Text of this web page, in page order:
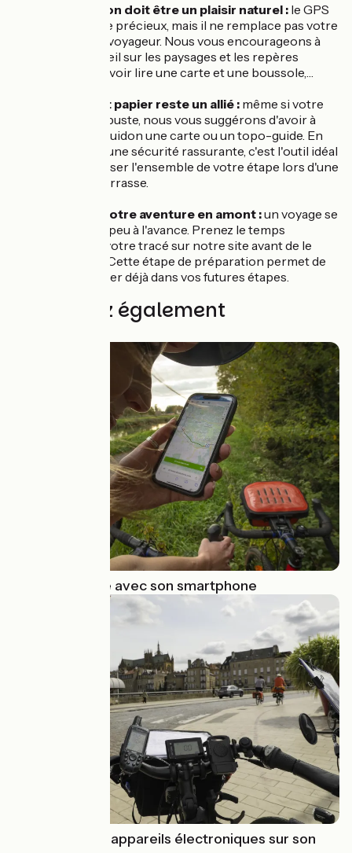
L’orientation doit être un plaisir naturel : le GPS
est un guide précieux, mais il ne remplace pas votre
instinct de voyageur. Nous vous encourageons à
garder un œil sur les paysages et les repères
naturels, savoir lire une carte et une boussole,…
Le support papier reste un allié : même si votre
GPS est robuste, nous vous suggérons d'avoir à
portée de guidon une carte ou un topo-guide. En
plus d'être une sécurité rassurante, c'est l'outil idéal
pour visualiser l'ensemble de votre étape lors d'une
pause en terrasse.
Préparer votre aventure en amont :un voyage se
dessine un peu à l'avance. Prenez le temps
d'analyser votre tracé sur notre site avant de le
transférer. Cette étape de préparation permet de
vous projeter déjà dans vos futures étapes.
Découvrez également
Suivre un tracé avec son smartphone
Recharger ses appareils électroniques sur son